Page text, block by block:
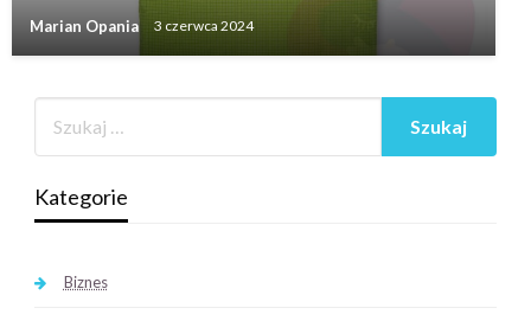
Marian Opania 3 czerwca 2024
Kategorie
Biznes